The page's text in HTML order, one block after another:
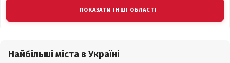
ПОКАЗАТИ ІНШІ ОБЛАСТІ
Найбільші міста в Україні